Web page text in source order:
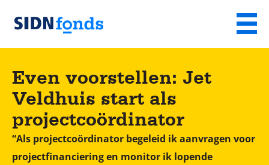
Sla de navigatie over en ga naar de inhoud
SIDN
fonds
Menu
Even voorstellen: Jet
Veldhuis start als
projectcoördinator
“Als projectcoördinator begeleid ik aanvragen voor
projectfinanciering en monitor ik lopende